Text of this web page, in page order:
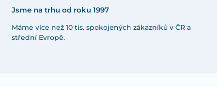
Jsme na trhu od roku 1997
Máme více než 10 tis. spokojených zákazníků v ČR a
střední Evropě.